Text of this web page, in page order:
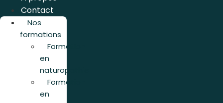
Contact
Nos
formations
Formation
en
naturopathie
Formation
en